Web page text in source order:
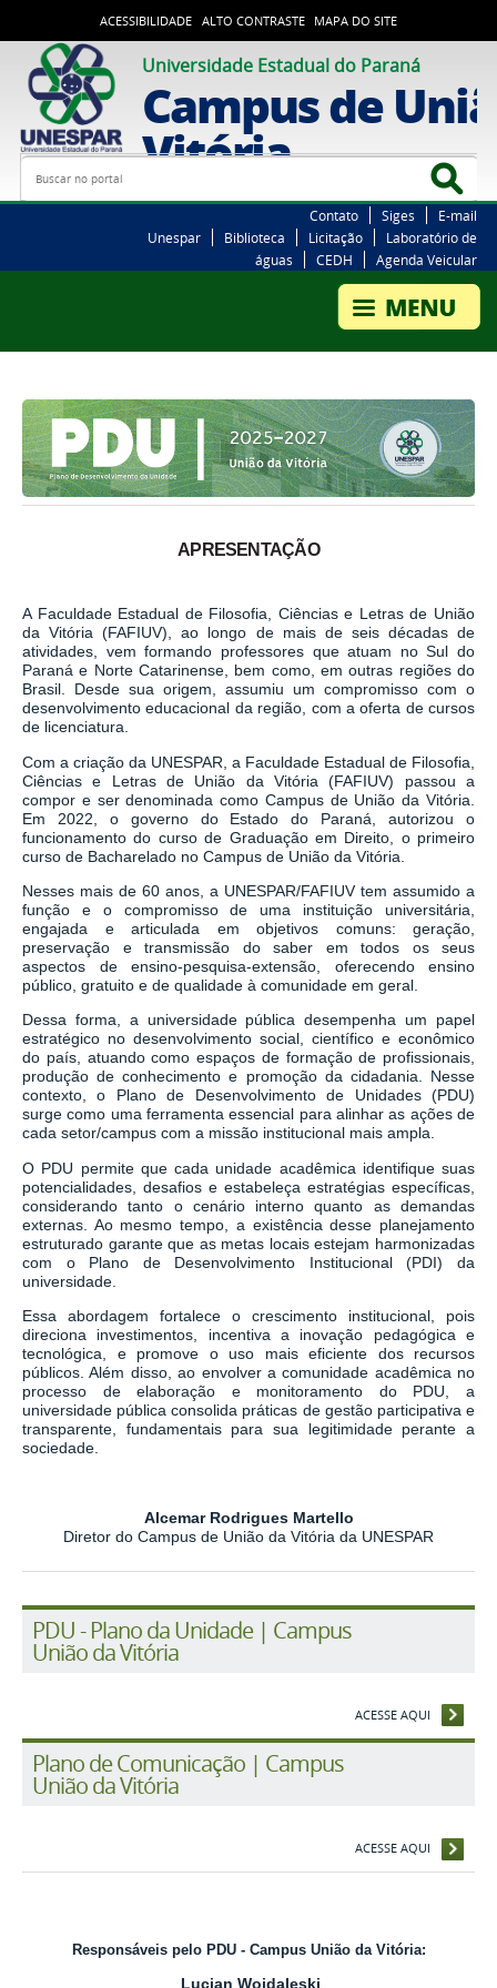
ACESSIBILIDADE ALTO CONTRASTE MAPA DO SITE
Universidade Estadual do Paraná
Campus de
Vitória
Busca
Contato Siges
E-mail
Unespar
Biblioteca Licitação
Laboratório de
águas
CEDH Agenda Veicular
APRESENTAÇÃO
A Faculdade Estadual de Filosofia, Ciências e Letras de União
da Vitória (FAFIUV), ao longo de mais de seis décadas de
atividades, vem formando professores que atuam no Sul do
Paraná e Norte Catarinense, bem como, em outras regiões do
Brasil. Desde sua origem, assumiu um compromisso com o
desenvolvimento educacional da região, com a oferta de cursos
de licenciatura.
Com a criação da UNESPAR, a Faculdade Estadual de Filosofia,
Ciências e Letras de União da Vitória (FAFIUV) passou a
compor e ser denominada como Campus de União da Vitória.
Em 2022, o governo do Estado do Paraná, autorizou o
funcionamento do curso de Graduação em Direito, o primeiro
curso de Bacharelado no Campus de União da Vitória.
Nesses mais de 60 anos, a UNESPAR/FAFIUV tem assumido a
função e o compromisso de uma instituição universitária,
engajada e articulada em objetivos comuns: geração,
preservação e transmissão do saber em todos os seus
aspectos de ensino-pesquisa-extensão, oferecendo ensino
público, gratuito e de qualidade à comunidade em geral.
Dessa forma, a universidade pública desempenha um papel
estratégico no desenvolvimento social, científico e econômico
do país, atuando como espaços de formação de profissionais,
produção de conhecimento e promoção da cidadania. Nesse
contexto, o Plano de Desenvolvimento de Unidades (PDU)
surge como uma ferramenta essencial para alinhar as ações de
cada setor/campus com a missão institucional mais ampla.
O PDU permite que cada unidade acadêmica identifique suas
potencialidades, desafios e estabeleça estratégias específicas,
considerando tanto o cenário interno quanto as demandas
externas. Ao mesmo tempo, a existência desse planejamento
estruturado garante que as metas locais estejam harmonizadas
com o Plano de Desenvolvimento Institucional (PDI) da
universidade.
Essa abordagem fortalece o crescimento institucional, pois
direciona investimentos, incentiva a inovação pedagógica e
tecnológica, e promove o uso mais eficiente dos recursos
públicos. Além disso, ao envolver a comunidade acadêmica no
processo de elaboração e monitoramento do PDU, a
universidade pública consolida práticas de gestão participativa e
transparente, fundamentais para sua legitimidade perante a
sociedade.
Alcemar Rodrigues Martello
Diretor do Campus de União da Vitória da UNESPAR
PDU - Plano da Unidade | Campus
União da Vitória
ACESSE AQUI
Plano de Comunicação | Campus
União da Vitória
ACESSE AQUI
Responsáveis pelo PDU - Campus União da Vitória:
Lucian Woidaleski